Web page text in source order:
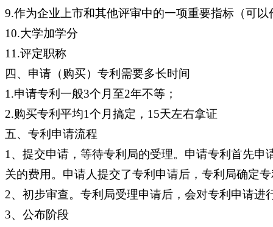
9.作为企业上市和其他评审中的一项重要指标（可
10.大学加学分
11.评定职称
四、申请（购买）专利需要多长时间
1.申请专利一般3个月至2年不等；
2.购买专利平均1个月搞定，15天左右拿证
五、专利申请流程
1、提交申请，等待专利局的受理。申请专利首先
关的费用。申请人提交了专利申请后，专利局确定
2、初步审查。专利局受理申请后，会对专利申请
3、公布阶段